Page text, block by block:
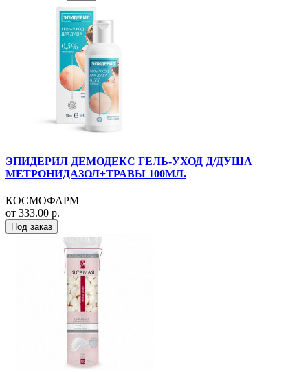
ЭПИДЕРИЛ ДЕМОДЕКС ГЕЛЬ-УХОД Д/ДУША
МЕТРОНИДАЗОЛ+ТРАВЫ 100МЛ.
КОСМОФАРМ
от 333.00 р.
Под заказ